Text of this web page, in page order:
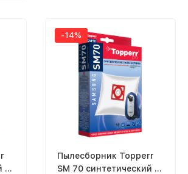
4
-14%
Пылесборник Topperr
SM 70 синтетический 4